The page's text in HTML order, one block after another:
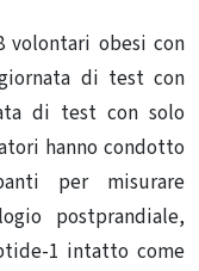
volontari obesi con
di test con
di test con solo
hanno condotto
per misurare
postprandiale,
1 intatto come